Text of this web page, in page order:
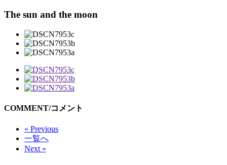
The sun and the moon
COMMENT/コメント
« Previous
一覧へ
Next »